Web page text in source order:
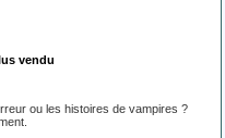
vendu
ou les histoires de vampires ?